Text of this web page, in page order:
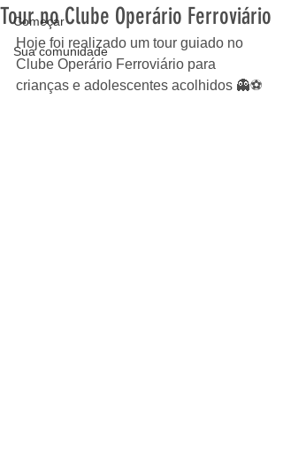
Começar
Sua comunidade
Tour no Clube Operário Ferroviário
Hoje foi realizado um tour guiado no
Clube Operário Ferroviário para
crianças e adolescentes acolhidos 👻⚽️